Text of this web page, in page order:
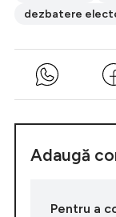
dezbatere
Adaugă
Pentru a